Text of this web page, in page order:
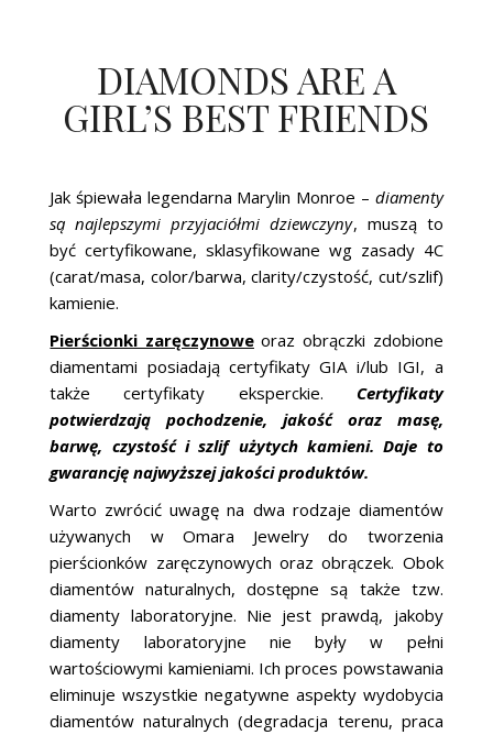
DIAMONDS ARE A
GIRL’S BEST FRIENDS
Jak śpiewała legendarna Marylin Monroe – diamenty
są najlepszymi przyjaciółmi dziewczyny, muszą to
być certyfikowane, sklasyfikowane wg zasady 4C
(carat/masa, color/barwa, clarity/czystość, cut/szlif)
kamienie.
Pierścionki zaręczynoweoraz obrączki zdobione
diamentami posiadają certyfikaty GIA i/lub IGI, a
także certyfikaty eksperckie. Certyfikaty
potwierdzają pochodzenie, jakość oraz masę,
barwę, czystość i szlif użytych kamieni. Daje to
gwarancję najwyższej jakości produktów.
Warto zwrócić uwagę na dwa rodzaje diamentów
używanych w Omara Jewelry do tworzenia
pierścionków zaręczynowych oraz obrączek. Obok
diamentów naturalnych, dostępne są także tzw.
diamenty laboratoryjne. Nie jest prawdą, jakoby
diamenty laboratoryjne nie były w pełni
wartościowymi kamieniami. Ich proces powstawania
eliminuje wszystkie negatywne aspekty wydobycia
diamentów naturalnych (degradacja terenu, praca